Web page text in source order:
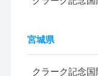
宮城県
クラーク記念